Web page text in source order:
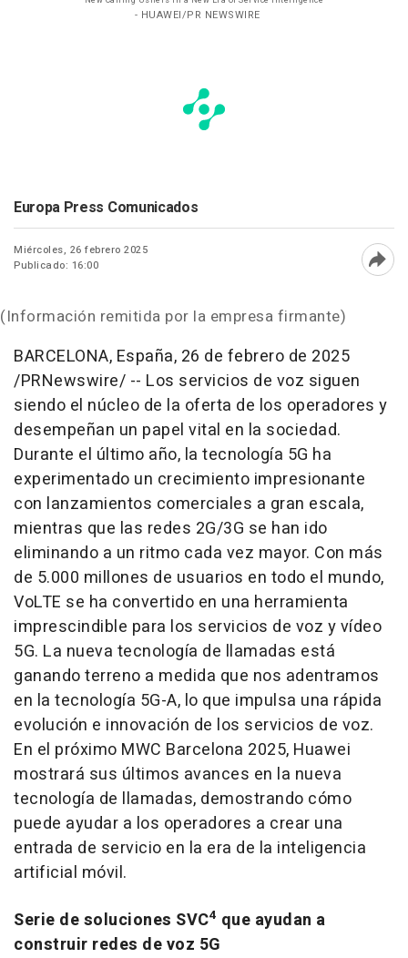
- HUAWEI/PR NEWSWIRE
Europa Press Comunicados
Miércoles, 26 febrero 2025
Publicado: 16:00
(Información remitida por la empresa firmante)
BARCELONA, España, 26 de febrero de 2025
/PRNewswire/ -- Los servicios de voz siguen
siendo el núcleo de la oferta de los operadores y
desempeñan un papel vital en la sociedad.
Durante el último año, la tecnología 5G ha
experimentado un crecimiento impresionante
con lanzamientos comerciales a gran escala,
mientras que las redes 2G/3G se han ido
eliminando a un ritmo cada vez mayor. Con más
de 5.000 millones de usuarios en todo el mundo,
VoLTE se ha convertido en una herramienta
imprescindible para los servicios de voz y vídeo
5G. La nueva tecnología de llamadas está
ganando terreno a medida que nos adentramos
en la tecnología 5G-A, lo que impulsa una rápida
evolución e innovación de los servicios de voz.
En el próximo MWC Barcelona 2025, Huawei
mostrará sus últimos avances en la nueva
tecnología de llamadas, demostrando cómo
puede ayudar a los operadores a crear una
entrada de servicio en la era de la inteligencia
artificial móvil.
Serie de soluciones SVC4 que ayudan a
construir redes de voz 5G